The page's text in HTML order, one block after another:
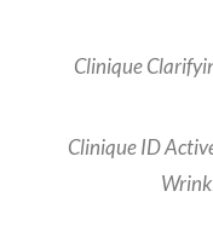
Clinique
Clinique ID